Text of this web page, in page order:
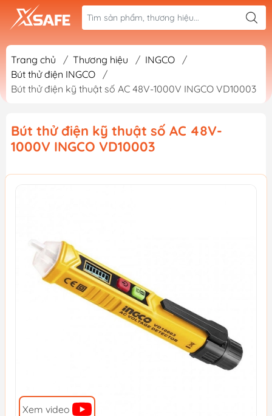
Trang chủ / Thương hiệu / INGCO
/
Bút thử điện INGCO
/
Bút thử điện kỹ thuật số AC 48V-1000V INGCO VD10003
Bút thử điện kỹ thuật số AC 48V-
1000V INGCO VD10003
Xem video